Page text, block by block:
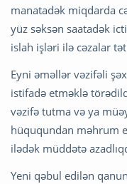
manatadək miqdarda
yüz səksən saatadək
islah işləri ilə cəzalar
Eyni əməllər vəzifəli
istifadə etməklə
vəzifə tutma və ya
hüququndan məhrum
ilədək müddətə
Yeni qəbul edilən